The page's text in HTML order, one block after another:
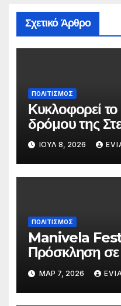
Σχετικό Άρθρο
ΠΟΛΙΤΙΣΜΟΣ
Κυκλοφορεί
δρόμου της
«Το Βανάκι»
ΙΟΎΛ 8, 2026
ΠΟΛΙΤΙΣΜΟΣ
Manivela
Πρόσκληση σε
Γυμνασίου και
Εύβοιας για
σκηνή
ΜΑΡ 7, 2026